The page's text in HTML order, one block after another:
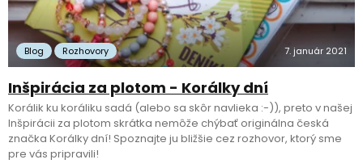
Blog Rozhovory 7. január 2021
Inšpirácia za plotom - Korálky dní
Korálik ku koráliku sadá (alebo sa skôr navlieka :-)), preto v našej
Inšpirácii za plotom skrátka nemôže chýbať originálna česká
značka Korálky dní! Spoznajte ju bližšie cez rozhovor, ktorý sme
pre vás pripravili!